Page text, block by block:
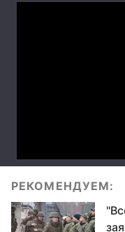
РЕКОМЕНДУЕМ: